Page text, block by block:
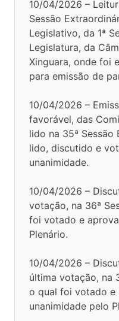
10/04/2026 –
Sessão
Legislativo, da 1ª
Legislatura, da
Xinguara, onde foi
para emissão de
10/04/2026 –
favorável, das
lido na 35ª Sessão
lido, discutido e
unanimidade.
10/04/2026 –
votação, na 36ª
foi votado e
Plenário.
10/04/2026 –
última votação, na
o qual foi votado e
unanimidade pelo